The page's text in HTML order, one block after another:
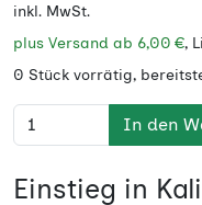
inkl. MwSt.
plus Versand ab 6,00 €,
0 Stück vorrätig,
In den
Einstieg in